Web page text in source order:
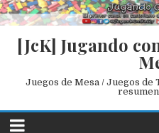
[JcK] Jugando
Juegos de Mesa / Juegos